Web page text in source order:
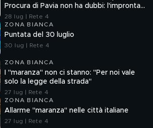
Procura di Pavia non ha dubbi: l'impronta
33 è la pistola fumante
28 lug | Rete 4
ZONA BIANCA
Puntata del 30 luglio
30 lug | Rete 4
ZONA BIANCA
I "maranza" non ci stanno: "Per noi vale
solo la legge della strada"
27 lug | Rete 4
ZONA BIANCA
Allarme "maranza" nelle città italiane
27 lug | Rete 4